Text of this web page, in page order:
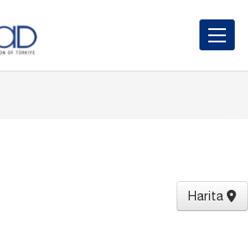
Toggle
Harita